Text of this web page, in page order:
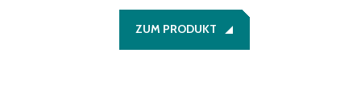
ZUM PRODUKT